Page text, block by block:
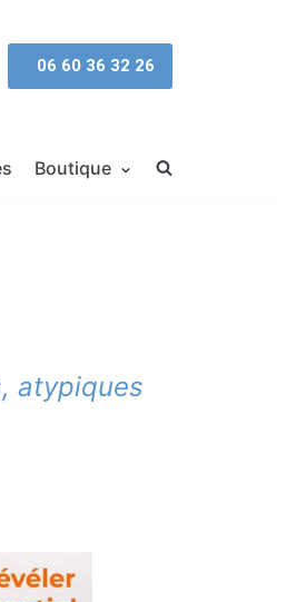
06 60 36 32 26
Boutique
atypiques